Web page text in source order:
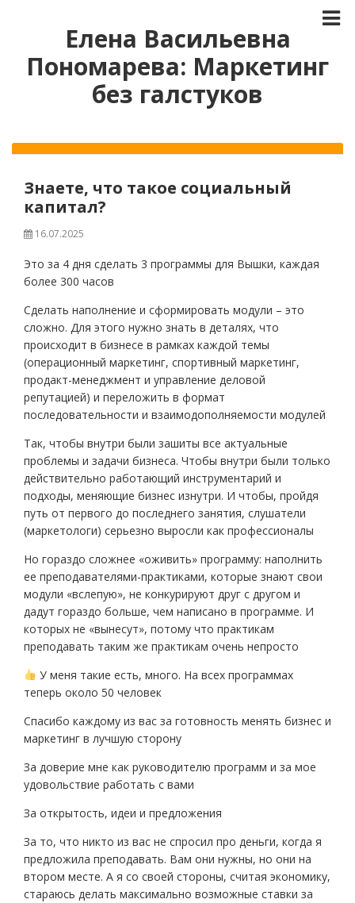
Елена Васильевна
Пономарева: Маркетинг
без галстуков
Знаете, что такое социальный
капитал?
16.07.2025
Это за 4 дня сделать 3 программы для Вышки, каждая
более 300 часов
Сделать наполнение и сформировать модули – это
сложно. Для этого нужно знать в деталях, что
происходит в бизнесе в рамках каждой темы
(операционный маркетинг, спортивный маркетинг,
продакт-менеджмент и управление деловой
репутацией) и переложить в формат
последовательности и взаимодополняемости модулей
Так, чтобы внутри были зашиты все актуальные
проблемы и задачи бизнеса. Чтобы внутри были только
действительно работающий инструментарий и
подходы, меняющие бизнес изнутри. И чтобы, пройдя
путь от первого до последнего занятия, слушатели
(маркетологи) серьезно выросли как профессионалы
Но гораздо сложнее «оживить» программу: наполнить
ее преподавателями-практиками, которые знают свои
модули «вслепую», не конкурируют друг с другом и
дадут гораздо больше, чем написано в программе. И
которых не «вынесут», потому что практикам
преподавать таким же практикам очень непросто
У меня такие есть, много. На всех программах
теперь около 50 человек
Спасибо каждому из вас за готовность менять бизнес и
маркетинг в лучшую сторону
За доверие мне как руководителю программ и за мое
удовольствие работать с вами
За открытость, идеи и предложения
За то, что никто из вас не спросил про деньги, когда я
предложила преподавать. Вам они нужны, но они на
втором месте. А я со своей стороны, считая экономику,
стараюсь делать максимально возможные ставки за